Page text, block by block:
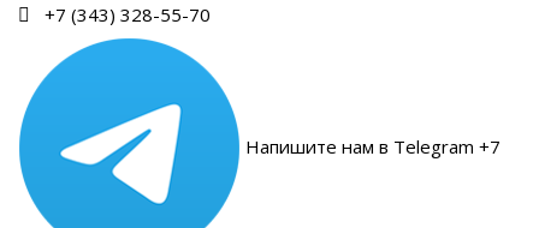
+7 (343) 328-55-70
Напишите нам в Telegram +7